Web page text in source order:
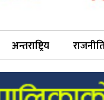
अन्तराष्ट्रिय